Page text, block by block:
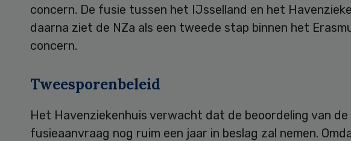
concern. De fusie tussen het IJsselland en het
daarna ziet de NZa als een tweede stap binnen het
concern.
Tweesporenbeleid
Het Havenziekenhuis verwacht dat de beoordeling van de
fusieaanvraag nog ruim een jaar in beslag zal nemen.